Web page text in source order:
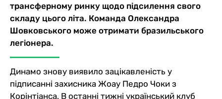
трансферному ринку щодо підсилення свого
складу цього літа. Команда Олександра
Шовковського може отримати бразильського
легіонера.
Динамо знову виявило зацікавленість у
підписанні захисника Жоау Педро Чоки з
Корінтіанса. В останні тижні український клуб